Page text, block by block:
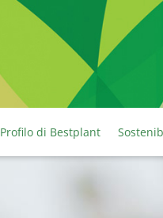
Profilo di Bestplant